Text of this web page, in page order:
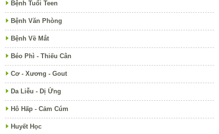
Bệnh Tuổi Teen
Bệnh Văn Phòng
Bệnh Về Mắt
Béo Phì - Thiếu Cân
Cơ - Xương - Gout
Da Liễu - Dị Ứng
Hô Hấp - Cảm Cúm
Huyết Học